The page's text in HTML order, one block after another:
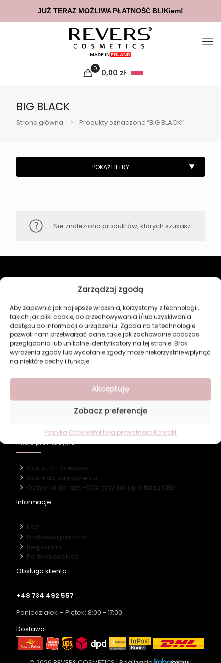
Zarządzaj zgodą
Aby zapewnić jak najlepsze wrażenia, korzystamy z technologii,
takich jak pliki cookie, do przechowywania i/lub uzyskiwania
dostępu do informacji o urządzeniu. Zgoda na te technologie
pozwoli nam przetwarzać dane, takie jak zachowanie podczas
przeglądania lub unikalne identyfikatory na tej stronie. Brak
wyrażenia zgody lub wycofanie zgody może niekorzystnie wpłynąć
na niektóre cechy i funkcje.
Akceptuję
Zobacz preferencje
Polityka CookiesPolityka prywatnościKontakt
0 0,00 zł
BIG BLACK
Strona główna Produkty oznaczone “BIG BLACK”
Nie znaleziono produktów, których szukasz.
O firmie
Nasz marki
Kontakt
Kategorie
Pielęgnacja
Manicure i Pedicure
Bestsellery
Akcje promocyjne
Gratis za Facebook
Gratis do zamówienia
Odżywka do rzęs -50% przy zakupie tuszu CBD
Informacje
FAQ
Dostawa i płatność
Regulamin
Polityka cookies
Obsługa klienta
+48 734 492 557
Poniedziałek – Piątek: 8:00 - 17:00
Dostawa
JUŻ TERAZ MOŻLIWA PŁATNOŚĆ BLIKiem!